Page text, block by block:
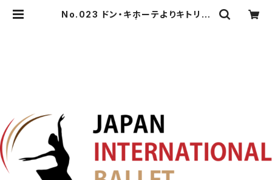
No.023 ドン・キホーテよりキトリの